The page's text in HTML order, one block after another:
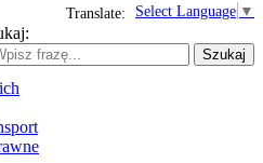
Select Language ▼
Translate:
Szukaj